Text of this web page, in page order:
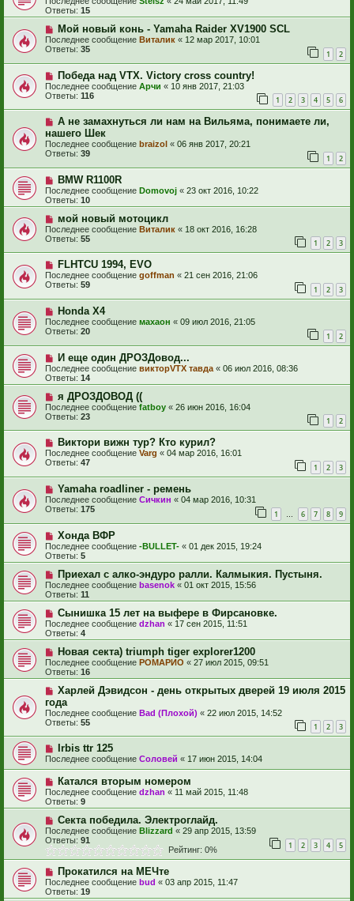
Ответы: 15
Мой новый конь - Yamaha Raider XV1900 SCL
Последнее сообщение Виталик « 12 мар 2017, 10:01
Ответы: 35 1 2
Победа над VTX. Victory cross country!
Последнее сообщение Арчи « 10 янв 2017, 21:03
Ответы: 116 1 2 3 4 5 6
А не замахнуться ли нам на Вильяма, понимаете ли,
нашего Шек
Последнее сообщение braizol « 06 янв 2017, 20:21
Ответы: 39 1 2
BMW R1100R
Последнее сообщение Domovoj « 23 окт 2016, 10:22
Ответы: 10
мой новый мотоцикл
Последнее сообщение Виталик « 18 окт 2016, 16:28
Ответы: 55 1 2 3
FLHTCU 1994, EVO
Последнее сообщение goffman « 21 сен 2016, 21:06
Ответы: 59 1 2 3
Honda X4
Последнее сообщение махаон « 09 июл 2016, 21:05
Ответы: 20 1 2
И еще один ДРОЗДовод...
Последнее сообщение викторVTX тавда « 06 июл 2016, 08:36
Ответы: 14
я ДРОЗДОВОД ((
Последнее сообщение fatboy « 26 июн 2016, 16:04
Ответы: 23 1 2
Виктори вижн тур? Кто курил?
Последнее сообщение Varg « 04 мар 2016, 16:01
Ответы: 47 1 2 3
Yamaha roadliner - ремень
Последнее сообщение Сичкин « 04 мар 2016, 10:31
Ответы: 175 1 … 6 7 8 9
Хонда ВФР
Последнее сообщение -BULLET- « 01 дек 2015, 19:24
Ответы: 5
Приехал с алко-эндуро ралли. Калмыкия. Пустыня.
Последнее сообщение basenok « 01 окт 2015, 15:56
Ответы: 11
Сынишка 15 лет на выфере в Фирсановке.
Последнее сообщение dzhan « 17 сен 2015, 11:51
Ответы: 4
Новая секта) triumph tiger explorer1200
Последнее сообщение РОМАРИО « 27 июл 2015, 09:51
Ответы: 16
Харлей Дэвидсон - день открытых дверей 19 июля 2015
года
Последнее сообщение Bad (Плохой) « 22 июл 2015, 14:52
Ответы: 55 1 2 3
Irbis ttr 125
Последнее сообщение Соловей « 17 июн 2015, 14:04
Катался вторым номером
Последнее сообщение dzhan « 11 май 2015, 11:48
Ответы: 9
Секта победила. Электроглайд.
Последнее сообщение Blizzard « 29 апр 2015, 13:59
Ответы: 91 1 2 3 4 5
Рейтинг: 0%
Прокатился на МЕЧте
Последнее сообщение bud « 03 апр 2015, 11:47
Ответы: 19